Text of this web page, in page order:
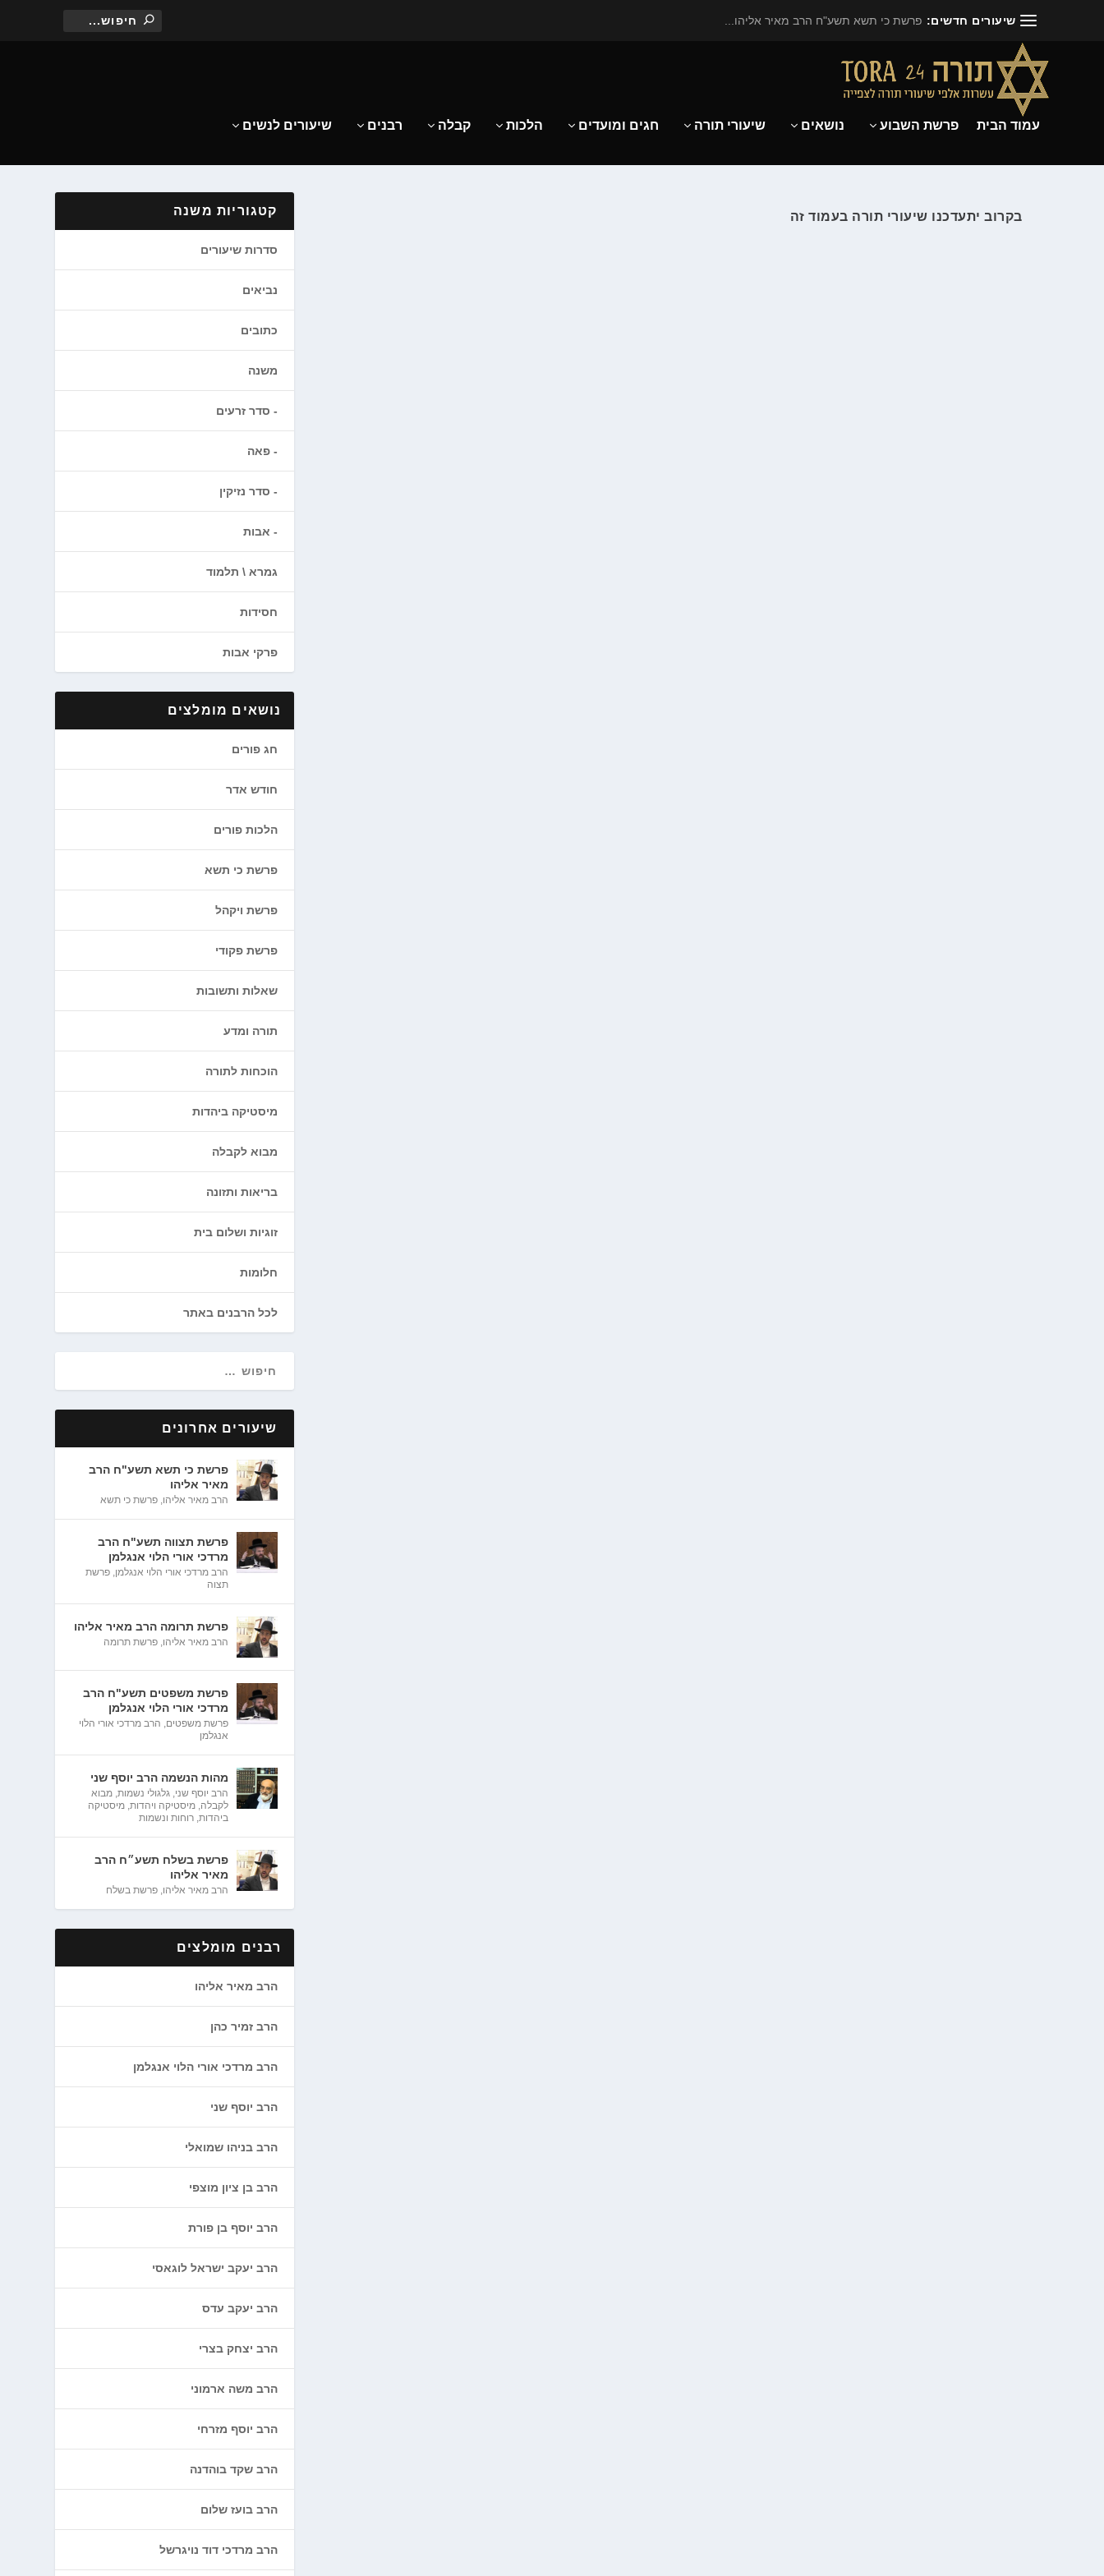
שיעורים חדשים: פרשת כי תשא תשע"ח הרב מאיר אליהו...
עמוד הבית פרשת השבוע נושאים שיעורי תורה חגים ומועדים הלכות קבלה רבנים שיעורים לנשים
בקרוב יתעדכנו שיעורי תורה בעמוד זה קטגוריות משנה
סדרות שיעורים
נביאים
כתובים
משנה
סדר זרעים
פאה
סדר נזיקין
אבות
גמרא \ תלמוד
חסידות
פרקי אבות
נושאים מומלצים
חג פורים
חודש אדר
הלכות פורים
פרשת כי תשא
פרשת ויקהל
פרשת פקודי
שאלות ותשובות
תורה ומדע
הוכחות לתורה
מיסטיקה ביהדות
מבוא לקבלה
בריאות ותזונה
זוגיות ושלום בית
חלומות
לכל הרבנים באתר
שיעורים אחרונים
פרשת כי תשא תשע"ח הרב
מאיר אליהו
הרב מאיר אליהו,פרשת כי תשא
פרשת תצווה תשע"ח הרב
מרדכי אורי הלוי אנגלמן
הרב מרדכי אורי הלוי אנגלמן,פרשת
תצוה
פרשת תרומה הרב מאיר אליהו
הרב מאיר אליהו,פרשת תרומה
פרשת משפטים תשע"ח הרב
מרדכי אורי הלוי אנגלמן
פרשת משפטים, הרב מרדכי אורי הלוי
אנגלמן
מהות הנשמה הרב יוסף שני
הרב יוסף שני,גלגולי נשמות,מבוא
לקבלה,מיסטיקה ויהדות,מיסטיקה
ביהדות,רוחות ונשמות
פרשת בשלח תשע״ח הרב
מאיר אליהו
הרב מאיר אליהו,פרשת בשלח
רבנים מומלצים
הרב מאיר אליהו
הרב זמיר כהן
הרב מרדכי אורי הלוי אנגלמן
הרב יוסף שני
הרב בניהו שמואלי
הרב בן ציון מוצפי
הרב יוסף בן פורת
הרב יעקב ישראל לוגאסי
הרב יעקב עדס
הרב יצחק בצרי
הרב משה ארמוני
הרב יוסף מזרחי
הרב שקד בוהדנה
הרב בועז שלום
הרב מרדכי דוד נויגרשל